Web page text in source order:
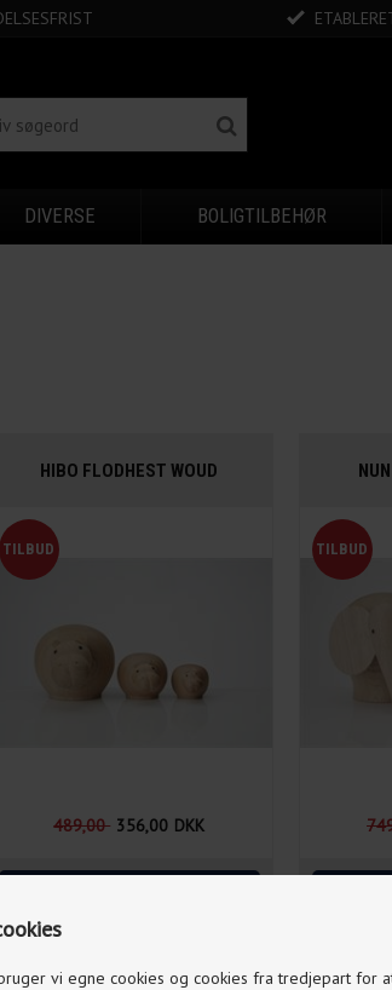
vi egne cookies og cookies fra tredjepart for
DIVERSE BOLIGTILBEHØR
HIBO FLODHEST WOUD
489,00 356,00 DKK